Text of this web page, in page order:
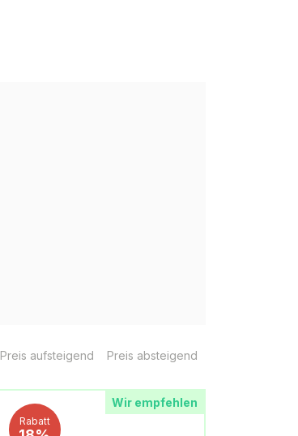
Preis aufsteigend Preis absteigend
Wir empfehlen
Rabatt